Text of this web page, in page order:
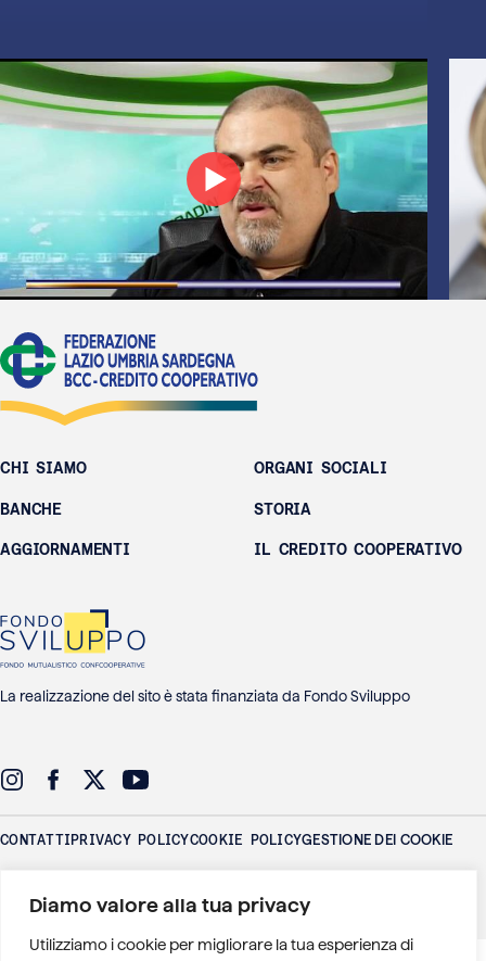
Diamo valore alla tua privacy
Utilizziamo i cookie per migliorare la tua esperienza di
CHI SIAMO
BANCHE
AGGIORNAMENTI
ORGANI SOCIALI
STORIA
IL CREDITO COOPERATIVO
La realizzazione del sito è stata finanziata da Fondo Sviluppo
CONTATTIPRIVACY POLICYCOOKIE POLICYGESTIONE DEI COOKIE
Umbria Sardegna P.IVA: 01016771006 - Via Adige 26 - 00198 Roma